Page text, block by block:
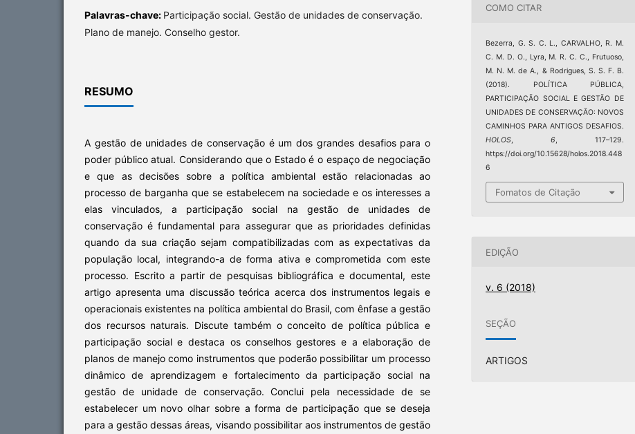
Palavras-chave: Participação social. Gestão de unidades de conservação.
Plano de manejo. Conselho gestor.
RESUMO
A gestão de unidades de conservação é um dos grandes desafios para o
poder público atual. Considerando que o Estado é o espaço de negociação
e que as decisões sobre a política ambiental estão relacionadas ao
processo de barganha que se estabelecem na sociedade e os interesses a
elas vinculados, a participação social na gestão de unidades de
conservação é fundamental para assegurar que as prioridades definidas
quando da sua criação sejam compatibilizadas com as expectativas da
população local, integrando-a de forma ativa e comprometida com este
processo. Escrito a partir de pesquisas bibliográfica e documental, este
artigo apresenta uma discussão teórica acerca dos instrumentos legais e
operacionais existentes na política ambiental do Brasil, com ênfase a gestão
dos recursos naturais. Discute também o conceito de política pública e
participação social e destaca os conselhos gestores e a elaboração de
planos de manejo como instrumentos que poderão possibilitar um processo
dinâmico de aprendizagem e fortalecimento da participação social na
gestão de unidade de conservação. Conclui pela necessidade de se
estabelecer um novo olhar sobre a forma de participação que se deseja
para a gestão dessas áreas, visando possibilitar aos instrumentos de gestão
COMO CITAR
Bezerra, G. S. C. L., CARVALHO, R. M.
C. M. D. O., Lyra, M. R. C. C., Frutuoso,
M. N. M. de A., & Rodrigues, S. S. F. B.
(2018). POLÍTICA PÚBLICA,
PARTICIPAÇÃO SOCIAL E GESTÃO DE
UNIDADES DE CONSERVAÇÃO: NOVOS
CAMINHOS PARA ANTIGOS DESAFIOS.
HOLOS
6 , 117–129.
https://doi.org/10.15628/holos.2018.448
6
Fomatos de Citação
EDIÇÃO
v. 6 (2018)
SEÇÃO
ARTIGOS